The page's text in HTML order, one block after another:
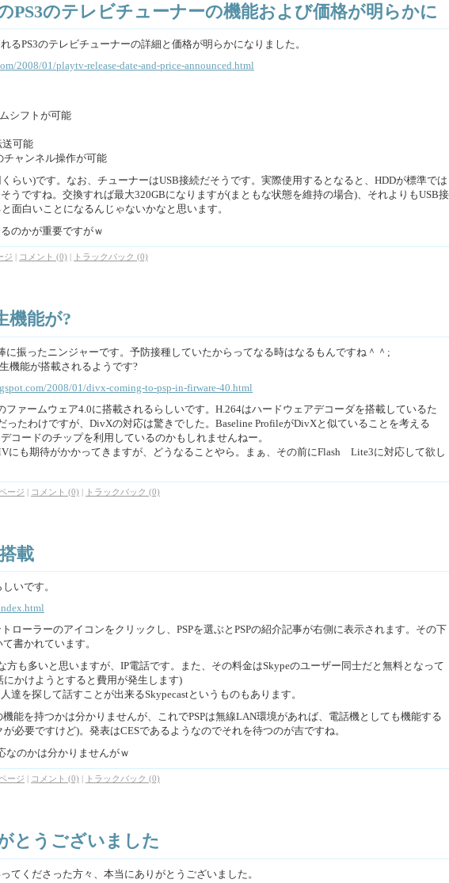
PS3のテレビチューナーの機能および価格が明らかに
るPS3のテレビチューナーの詳細と価格が明らかになりました。
2008/01/playtv-release-date-and-price-announced.html
シフトが可能
送可能
チャンネル操作が可能
らい)です。なお、チューナーはUSB接続だそうです。実際使用するとなると、HDDが標準では
うですね。交換すれば最大320GBになりますが(まともな状態を維持の場合)、それよりもUSB接
面白いことになるんじゃないかなと思います。
のかが重要ですがｗ
ジ コメント (0) トラックバック (0)
機能が?
に振ったニンジャーです。予防接種していたからってなる時はなるもんですね＾＾;
機能が搭載されるようです?
2008/01/divx-coming-to-psp-in-firware-40.html
ファームウェア4.0に搭載されるらしいです。H.264はハードウェアデコーダを搭載しているた
ったわけですが、DivXの対応は驚きでした。Baseline ProfileがDivXと似ていることを考える
コードのチップを利用しているのかもしれませんねー。
にも期待がかかってきますが、どうなることやら。まぁ、その前にFlash Lite3に対応して欲し
ージ | コメント (0) | トラックバック (0)
載
いです。
ローラーのアイコンをクリックし、PSPを選ぶとPSPの紹介記事が右側に表示されます。その下
書かれています。
方も多いと思いますが、IP電話です。また、その料金はSkypeのユーザー同士だと無料となって
にかけようとすると費用が発生します)
達を探して話すことが出来るSkypecastというものもあります。
機能を持つかは分かりませんが、これでPSPは無線LAN環境があれば、電話機としても機能する
必要ですけど)。発表はCESであるようなのでそれを待つのが吉ですね。
なのかは分かりませんがｗ
ージ コメント (0) トラックバック (0)
とうございました
てくださった方々、本当にありがとうございました。